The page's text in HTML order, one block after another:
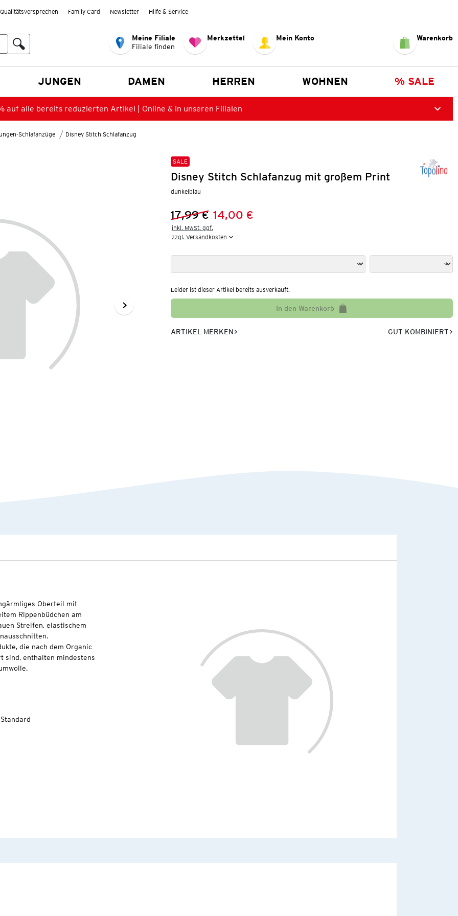
Qualitätsversprechen Family Card Newsletter Hilfe & Service
Meine Filiale
Filiale finden
Merkzettel Mein Konto Warenkorb
JUNGEN DAMEN HERREN WOHNEN % SALE
auf alle bereits reduzierten Artikel | Online & in unseren Filialen
Schlafanzüge Disney Stitch Schlafanzug
SALE
Disney Stitch Schlafanzug mit großem Print
dunkelblau
Vorheriger Preis:
17,99 €
Neuer Preis:
14,00 €
inkl. MwSt. ggf.
zzgl. Versandkosten
Leider ist dieser Artikel bereits ausverkauft.
In den Warenkorb
ARTIKEL MERKEN GUT KOMBINIERT
Oberteil mit
Rippenbüdchen am
Streifen, elastischem
die nach dem Organic
sind, enthalten mindestens